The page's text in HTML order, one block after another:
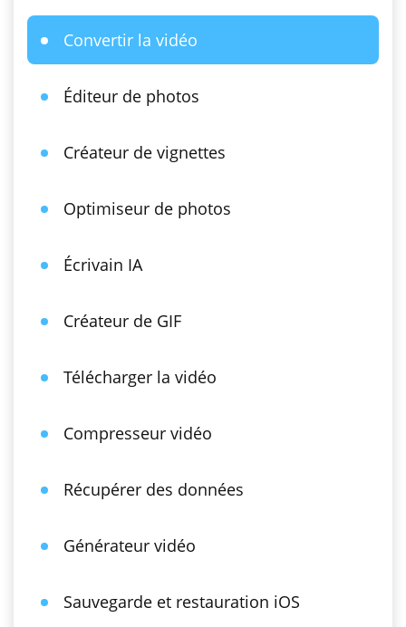
Convertir la vidéo
Éditeur de photos
Créateur de vignettes
Optimiseur de photos
Écrivain IA
Créateur de GIF
Télécharger la vidéo
Compresseur vidéo
Récupérer des données
Générateur vidéo
Sauvegarde et restauration iOS